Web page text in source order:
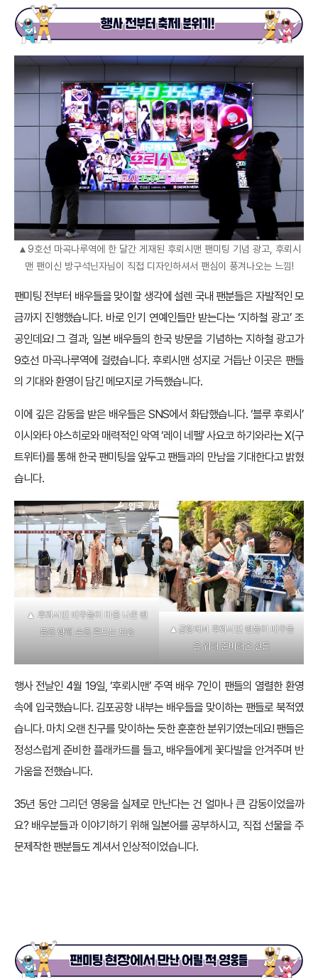
▲9호선 마곡나루역에 한 달간 게재된 후뢰시맨 팬미팅 기념 광고, 후뢰시
맨 팬이신 방구석닌자님이 직접 디자인하셔서 팬심이 풍겨나오는 느낌!
팬미팅 전부터 배우들을 맞이할 생각에 설렌 국내 팬분들은 자발적인 모
금까지 진행했습니다. 바로 인기 연예인들만 받는다는 ‘지하철 광고’ 조
공인데요! 그 결과, 일본 배우들의 한국 방문을 기념하는 지하철 광고가
9호선 마곡나루역에 걸렸습니다. 후뢰시맨 성지로 거듭난 이곳은 팬들
의 기대와 환영이 담긴 메모지로 가득했습니다.
이에 깊은 감동을 받은 배우들은 SNS에서 화답했습니다. ‘블루 후뢰시’
이시와타 야스히로와 매력적인 악역 ‘레이 네펠’ 사요코 하기와라는 X(구
트위터)를 통해 한국 팬미팅을 앞두고 팬들과의 만남을 기대한다고 밝혔
습니다.
▲ 후뢰시맨 배우들이 마중 나온 팬
들을 향해 손을 흔드는 모습
▲공항에서 후뢰시맨 팬들이 배우들
을 위해 준비해온 선물
행사 전날인 4월 19일, ‘후뢰시맨’ 주역 배우 7인이 팬들의 열렬한 환영
속에 입국했습니다. 김포공항 내부는 배우들을 맞이하는 팬들로 북적였
습니다. 마치 오랜 친구를 맞이하는 듯한 훈훈한 분위기였는데요! 팬들은
정성스럽게 준비한 플래카드를 들고, 배우들에게 꽃다발을 안겨주며 반
가움을 전했습니다.
35년 동안 그리던 영웅을 실제로 만난다는 건 얼마나 큰 감동이었을까
요? 배우분들과 이야기하기 위해 일본어를 공부하시고, 직접 선물을 주
문제작한 팬분들도 계셔서 인상적이었습니다.